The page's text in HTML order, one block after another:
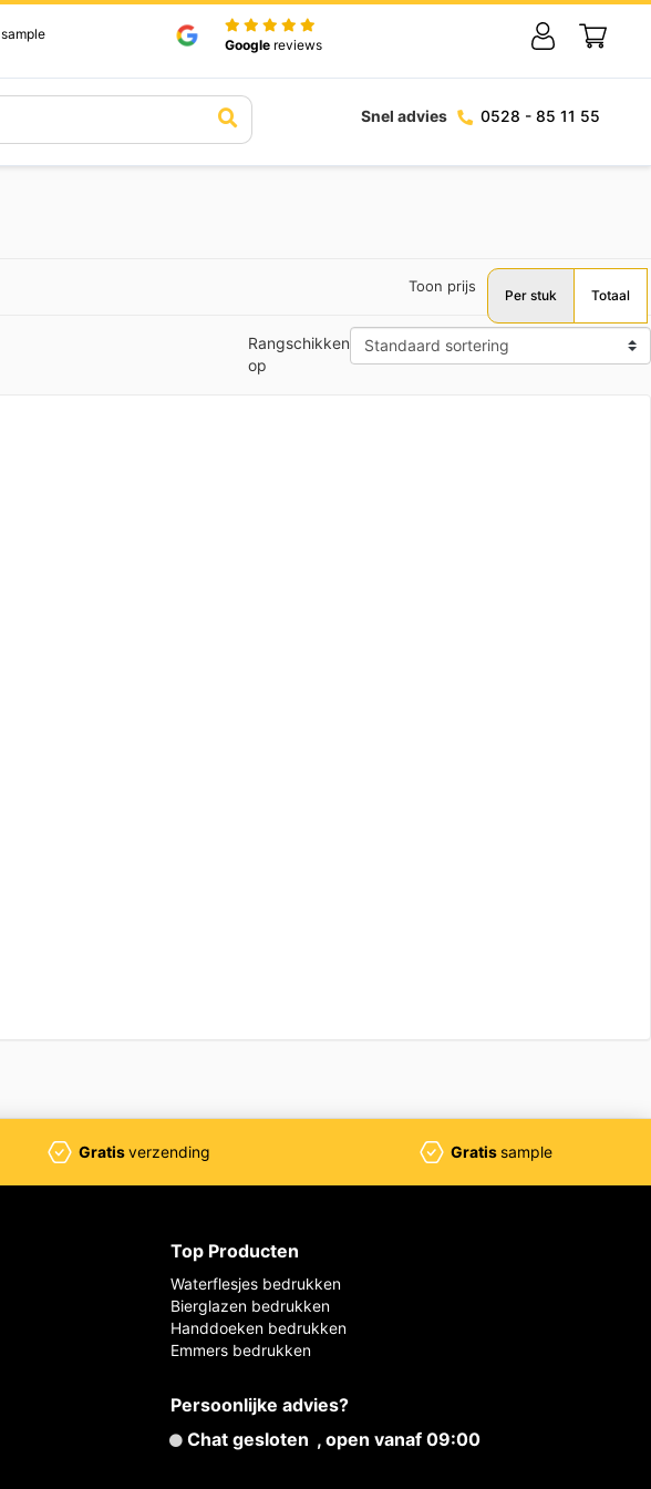
sample
Google reviews
Snel advies 0528 - 85 11 55
Toon prijs
Per stuk Totaal
Rangschikken
op
Gratisverzending Gratissample
Top Producten
Waterflesjes bedrukken
Bierglazen bedrukken
Handdoeken bedrukken
Emmers bedrukken
Persoonlijke advies?
Chat gesloten , open vanaf 09:00